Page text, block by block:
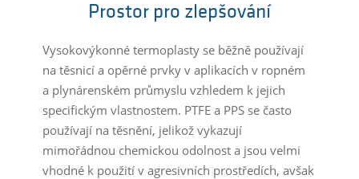
Prostor pro zlepšování
Vysokovýkonné termoplasty se běžně používají
na těsnicí a opěrné prvky v aplikacích v ropném
a plynárenském průmyslu vzhledem k jejich
specifickým vlastnostem. PTFE a PPS se často
používají na těsnění, jelikož vykazují
mimořádnou chemickou odolnost a jsou velmi
vhodné k použití v agresivních prostředích, avšak